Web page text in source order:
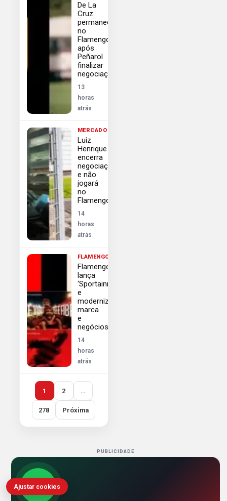
De La
Cruz
permanece
no
Flamengo
após
Peñarol
finalizar
negociações
13
horas
atrás
MERCADO
Luiz
Henrique
encerra
negociação
e não
jogará
no
Flamengo
14
horas
atrás
FLAMENGO
Flamengo
lança
‘Sportainment’
e
moderniza
marca
e
negócios
14
horas
atrás
1 2 …
278 Próxima
PUBLICIDADE
Ajustar cookies